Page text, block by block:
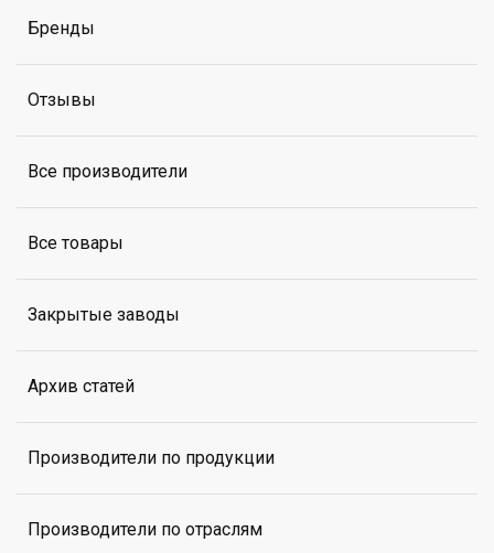
Бренды
Отзывы
Все производители
Все товары
Закрытые заводы
Архив статей
Производители по продукции
Производители по отраслям